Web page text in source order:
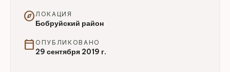
explore ЛОКАЦИЯ
Бобруйский район
calendar_today ОПУБЛИКОВАНО
29 сентября 2019 г.